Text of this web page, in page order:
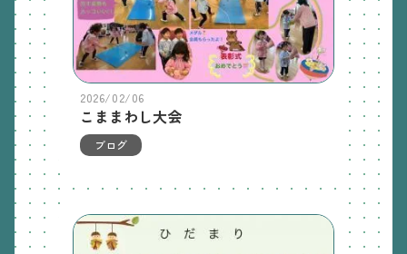
2026/02/06
こままわし大会
ブログ